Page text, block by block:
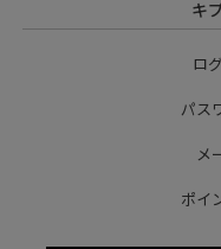
キ
ロ
パス
メ
ポイ